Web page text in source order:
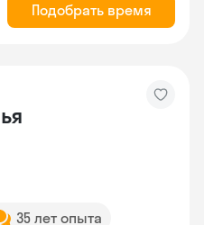
Подобрать время
35 лет опыта